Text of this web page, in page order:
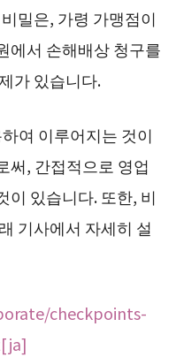
밀은, 가령 가맹점이
에서 손해배상 청구를
가 있습니다.
여 이루어지는 것이
써, 간접적으로 영업
이 있습니다. 또한, 비
기사에서 자세히 설
checkpoints-